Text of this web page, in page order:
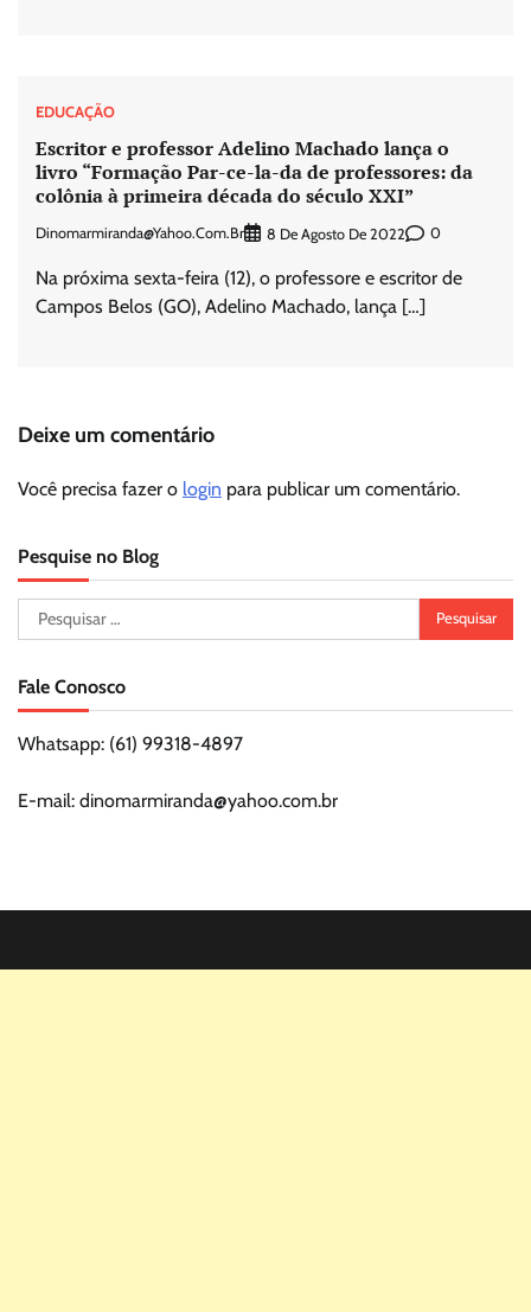
EDUCAÇÃO
Escritor e professor Adelino Machado lança o
livro “Formação Par-ce-la-da de professores: da
colônia à primeira década do século XXI”
Dinomarmiranda@yahoo.com.br 8 De Agosto De 2022 0
Na próxima sexta-feira (12), o professore e escritor de
Campos Belos (GO), Adelino Machado, lança […]
Deixe um comentário
Você precisa fazer o login para publicar um comentário.
Pesquise no Blog
Pesquisar
por:
Fale Conosco
Whatsapp: (61) 99318-4897
E-mail: dinomarmiranda@yahoo.com.br